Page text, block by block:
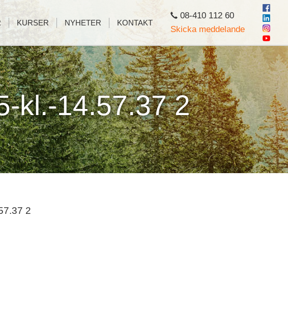
08-410 112 60
Skicka meddelande
KURSER NYHETER KONTAKT
kl.-14.57.37 2
2